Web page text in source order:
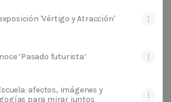
'Vértigo y Atracción'
‘Pasado futurista’
afectos, imágenes y
para mirar juntos